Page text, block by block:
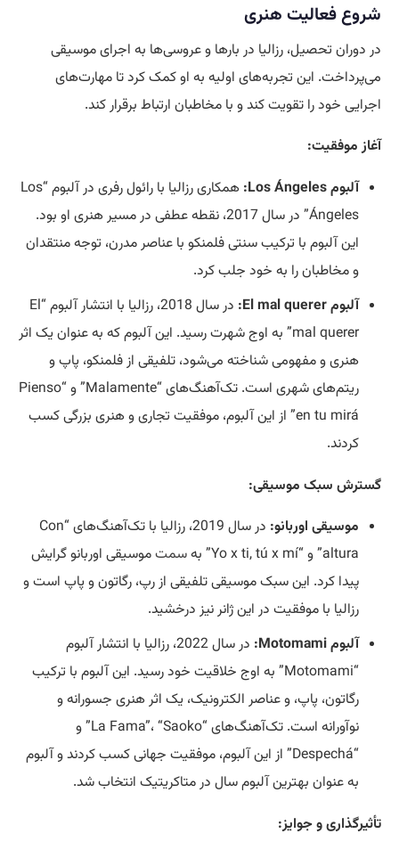
شروع فعالیت هنری
در دوران تحصیل، رزالیا در بارها و عروسی‌ها به اجرای موسیقی
می‌پرداخت. این تجربه‌های اولیه به او کمک کرد تا مهارت‌های
اجرایی خود را تقویت کند و با مخاطبان ارتباط برقرار کند.
آغاز موفقیت:
آلبوم Los Ángeles:
همکاری رزالیا با رائول رفری در آلبوم “Los
Ángeles” در سال 2017، نقطه عطفی در مسیر هنری او بود.
این آلبوم با ترکیب سنتی فلمنکو با عناصر مدرن، توجه منتقدان
و مخاطبان را به خود جلب کرد.
آلبوم El mal querer:
در سال 2018، رزالیا با انتشار آلبوم “El
mal querer” به اوج شهرت رسید. این آلبوم که به عنوان یک اثر
هنری و مفهومی شناخته می‌شود، تلفیقی از فلمنکو، پاپ و
ریتم‌های شهری است. تک‌آهنگ‌های “Malamente” و “Pienso
en tu mirá” از این آلبوم، موفقیت تجاری و هنری بزرگی کسب
کردند.
گسترش سبک موسیقی:
موسیقی اوربانو:
در سال 2019، رزالیا با تک‌آهنگ‌های “Con
altura” و “Yo x ti, tú x mí” به
سمتموسیقی اوربانو گرایش
پیدا کرد. این سبک موسیقی تلفیقی از رپ، رگاتون و پاپ است و
رزالیا با موفقیت در این ژانر نیز درخشید.
آلبوم Motomami:
در سال 2022، رزالیا با انتشار آلبوم
“Motomami” به اوج خلاقیت خود رسید. این آلبوم با ترکیب
رگاتون، پاپ، و عناصر الکترونیک، یک اثر هنری جسورانه و
نوآورانه است. تک‌آهنگ‌های “La Fama”، “Saoko” و
“Despechá” از این آلبوم، موفقیت جهانی کسب کردند و آلبوم
به عنوان بهترین آلبوم سال در متاکریتیک انتخاب شد.
تأثیرگذاری و جوایز: